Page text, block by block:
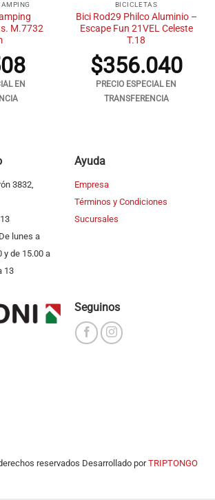
M.7732
EN
BICICLETAS
Bici Rod29 Philco Aluminio –
Escape Fun 21VEL Celeste
T.18
$356.040
PRECIO ESPECIAL EN
TRANSFERENCIA
3832,
lunes a
y de 15.00 a
13
Ayuda
Empresa
Términos y Condiciones
Sucursales
Seguinos
reservados Desarrollado porTRIPTONGO